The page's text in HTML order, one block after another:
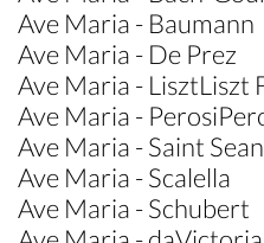
Ave Maria - Baumann
Ave Maria - De Prez
Ave Maria - LisztLiszt
Ave Maria -
Ave Maria - Saint
Ave Maria - Scalella
Ave Maria - Schubert